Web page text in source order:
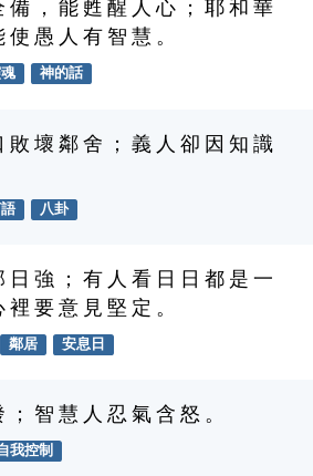
備 ， 能 甦 醒 人 心 ； 耶 和 華
愚 人 有 智 慧 。
神的話
敗 壞 鄰 舍 ； 義 人 卻 因 知 識
八卦
日 強 ； 有 人 看 日 日 都 是 一
要 意 見 堅 定 。
鄰居 安息日
智 慧 人 忍 氣 含 怒 。
自我控制